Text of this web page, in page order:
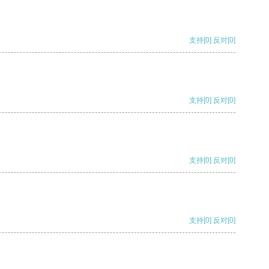
支持[0] 反对[0]
支持[0] 反对[0]
支持[0] 反对[0]
支持[0] 反对[0]